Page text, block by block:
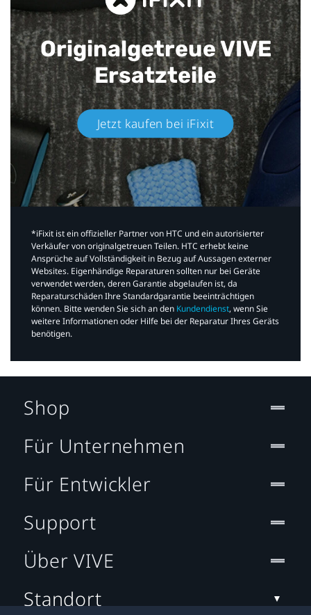
Originalgetreue VIVE
Ersatzteile
Jetzt kaufen bei iFixit​
*iFixit ist ein offizieller Partner von HTC und ein autorisierter
Verkäufer von originalgetreuen Teilen. HTC erhebt keine
Ansprüche auf Vollständigkeit in Bezug auf Aussagen externer
Websites. Eigenhändige Reparaturen sollten nur bei Geräte
verwendet werden, deren Garantie abgelaufen ist, da
Reparaturschäden Ihre Standardgarantie beeinträchtigen
können. Bitte wenden Sie sich an den Kundendienst, wenn Sie
weitere Informationen oder Hilfe bei der Reparatur Ihres Geräts
benötigen.​
Shop
Für Unternehmen
Für Entwickler
Support
Über VIVE
Standort